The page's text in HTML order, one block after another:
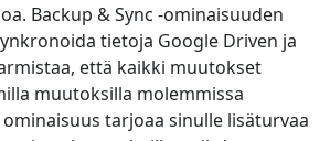
Backup & Sync -ominaisuuden
tietoja Google Driven ja
että kaikki muutokset
muutoksilla molemmissa
ominaisuus tarjoaa sinulle lisäturvaa